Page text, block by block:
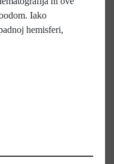
Iako
hemisferi,